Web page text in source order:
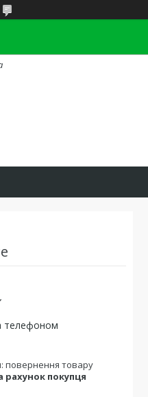
телефоном
повернення товару
рахунок покупця